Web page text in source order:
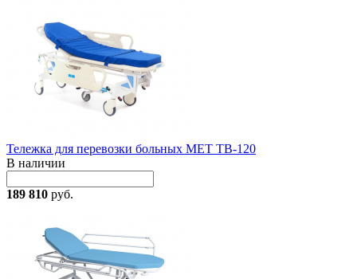
Тележка для перевозки больных МЕТ ТВ-120
В наличии
189 810 руб.